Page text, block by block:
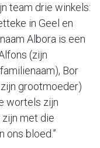
team drie winkels:
in Geel en
Albora is een
(zijn
Bor
grootmoeder)
wortels zijn
zijn met die
ons bloed.”